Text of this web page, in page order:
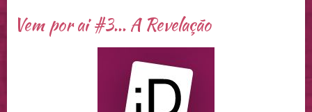
Vem por ai #3... A Revelação